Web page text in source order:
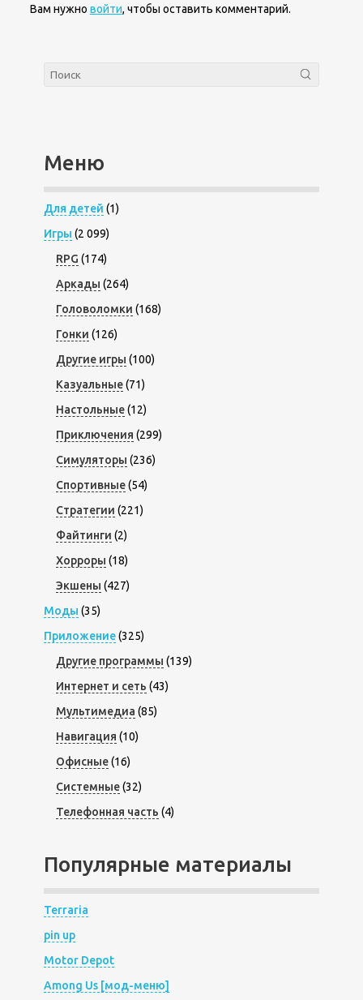
Вам нужно войти, чтобы оставить комментарий.
Меню
Для детей (1)
Игры (2 099)
RPG (174)
Аркады (264)
Головоломки (168)
Гонки (126)
Другие игры (100)
Казуальные(71)
Настольные(12)
Приключения (299)
Симуляторы (236)
Спортивные(54)
Стратегии (221)
Файтинги (2)
Хорроры (18)
Экшены (427)
Моды (35)
Приложение(325)
Другие программы (139)
Интернет и сеть (43)
Мультимедиа (85)
Навигация (10)
Офисные(16)
Системные(32)
Телефонная часть (4)
Популярные материалы
Terraria
pin up
Motor Depot
Among Us [мод-меню]